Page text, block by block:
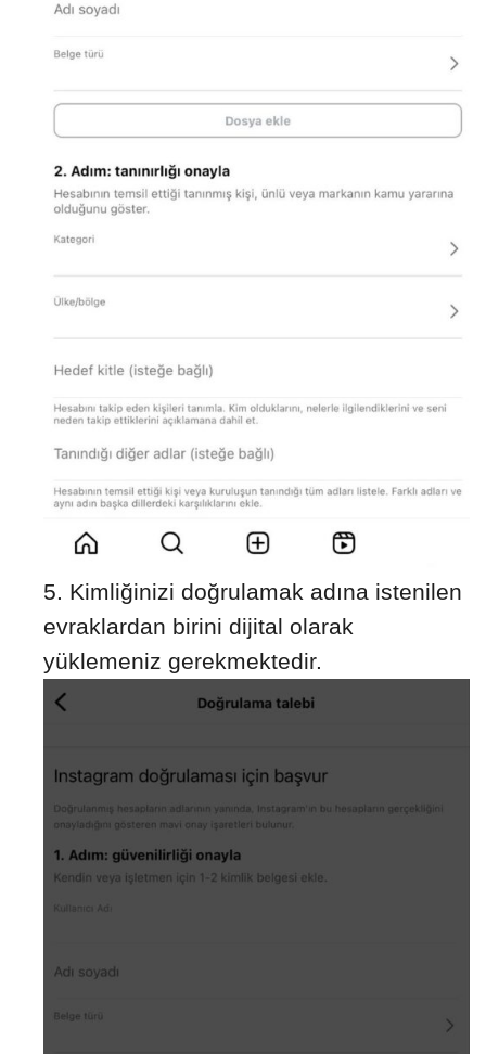
Kimliğinizi doğrulamak adına istenilen
evraklardan birini dijital olarak
yüklemeniz gerekmektedir.